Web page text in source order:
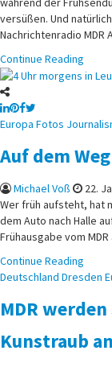
versüßen. Und
Nachrichtenradio MDR
Continue Reading
Posted
Europa Fotos
Auf dem
Michael Voß
22.
Wer früh aufsteht, hat
dem Auto nach Halle
Frühausgabe vom
Continue Reading
Posted
Deutschland Dresden
MDR
Kunstraub